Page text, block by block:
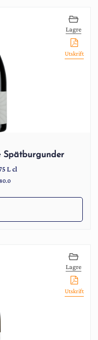
Utskrift
Spätburgunder
L cl
Lagre
Utskrift
Lagre